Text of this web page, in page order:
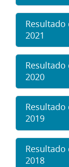
Resultado
2021
Resultado
2020
Resultado
2019
Resultado
2018